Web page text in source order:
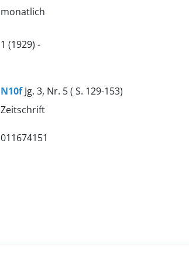
monatlich
1 (1929) -
N10f Jg. 3, Nr. 5 ( S. 129-153)
Zeitschrift
011674151